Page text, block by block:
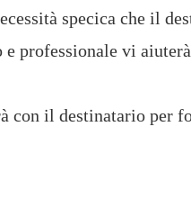
specica che il
professionale vi
con il destinatario